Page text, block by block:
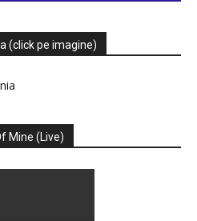
(click pe imagine)
Mine (Live)